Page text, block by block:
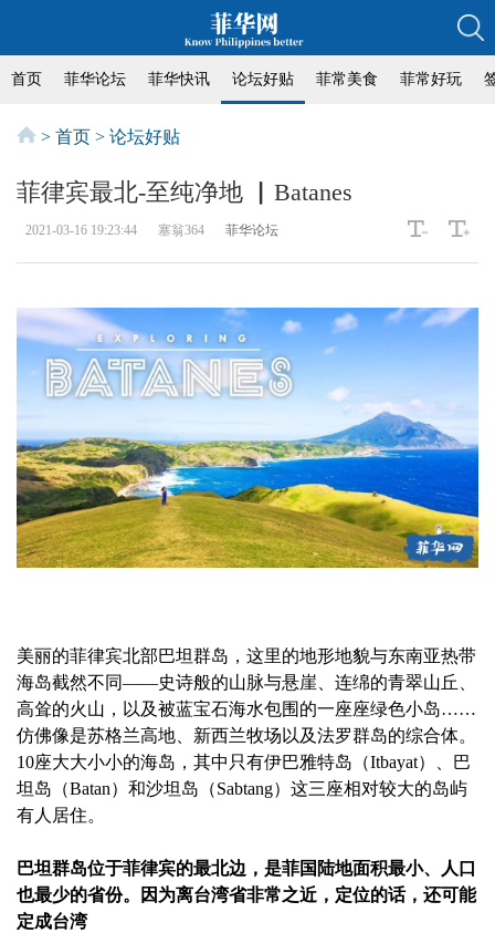
首页 菲华论坛 菲华快讯 论坛好贴 菲常美食 菲常好玩
> 首页 > 论坛好贴
菲律宾最北-至纯净地 ▏Batanes
2021-03-16 19:23:44 塞翁364 菲华论坛
美丽的菲律宾北部巴坦群岛，这里的地形地貌与东南亚热带
海岛截然不同——史诗般的山脉与悬崖、连绵的青翠山丘、
高耸的火山，以及被蓝宝石海水包围的一座座绿色小岛……
仿佛像是苏格兰高地、新西兰牧场以及法罗群岛的综合体。
10座大大小小的海岛，其中只有伊巴雅特岛（Itbayat）、巴
坦岛（Batan）和沙坦岛（Sabtang）这三座相对较大的岛屿
有人居住。
巴坦群岛位于菲律宾的最北边，是菲国陆地面积最小、人口
也最少的省份。因为离台湾省非常之近，定位的话，还可能
定成台湾